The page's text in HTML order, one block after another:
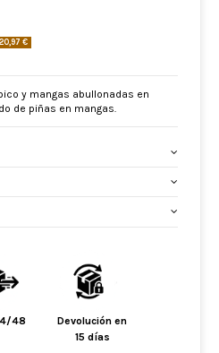
€
y mangas abullonadas en
de piñas en mangas.
48
Devolución en
15 días